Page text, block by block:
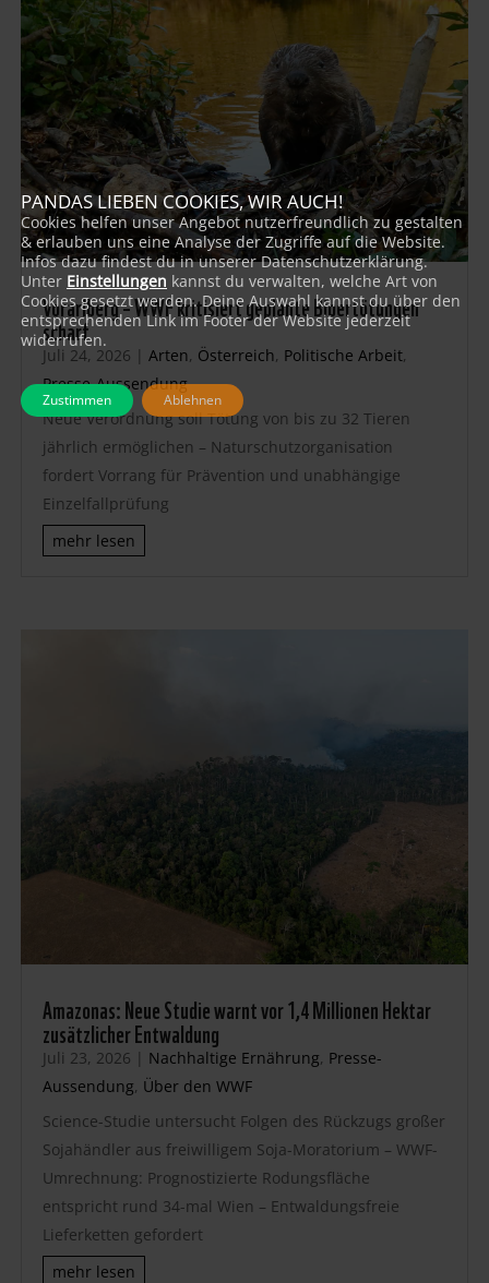
Vorarlberg – WWF kritisiert geplante Bibertötungen
scharf
Juli 24, 2026 | Arten, Österreich, Politische Arbeit,
Presse-Aussendung
Neue Verordnung soll Tötung von bis zu 32 Tieren
jährlich ermöglichen – Naturschutzorganisation
fordert Vorrang für Prävention und unabhängige
Einzelfallprüfung
mehr lesen
Amazonas: Neue Studie warnt vor 1,4 Millionen Hektar
zusätzlicher Entwaldung
Juli 23, 2026 | Nachhaltige Ernährung, Presse-
Aussendung, Über den WWF
Science-Studie untersucht Folgen des Rückzugs großer
Sojahändler aus freiwilligem Soja-Moratorium – WWF-
Umrechnung: Prognostizierte Rodungsfläche
entspricht rund 34-mal Wien – Entwaldungsfreie
Lieferketten gefordert
mehr lesen
PANDAS LIEBEN COOKIES, WIR AUCH!
Cookies helfen unser Angebot nutzerfreundlich zu gestalten
& erlauben uns eine Analyse der Zugriffe auf die Website.
Infos dazu findest du in unserer Datenschutzerklärung.
Unter Einstellungen kannst du verwalten, welche Art von
Cookies gesetzt werden. Deine Auswahl kannst du über den
entsprechenden Link im Footer der Website jederzeit
widerrufen.
Zustimmen Ablehnen